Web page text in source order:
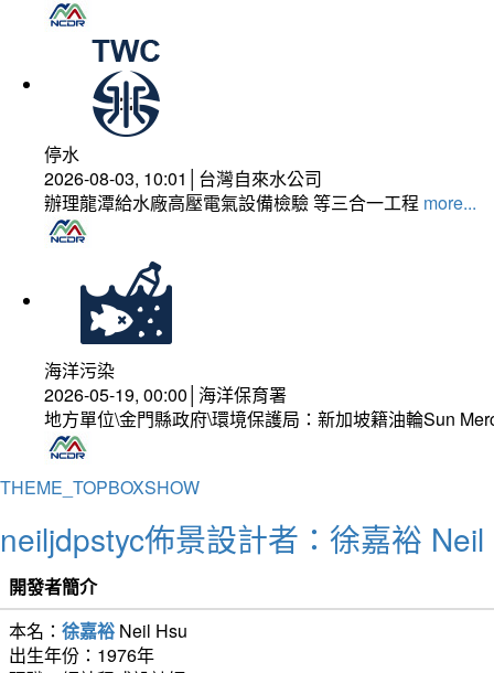
停水
2026-08-03, 10:01│台灣自來水公司
辦理龍潭給水廠高壓電氣設備檢驗 等三合一工程 more...
海洋污染
2026-05-19, 00:00│海洋保育署
地方單位\金門縣政府\環境保護局：新加坡籍油輪Sun
THEME_TOPBOXSHOW
neiljdpstyc佈景設計者：徐嘉裕
開發者簡介
本名： 徐嘉裕 Neil Hsu
出生年份：1976年